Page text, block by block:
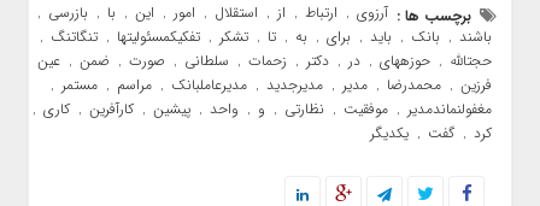
برچسب ها : آرزوی , ارتباط , از , استقلال , امور , این , با , بازرسی ,
باشند , بانک , باید , برای , به , تا , تشکر , تفکیکمسئولیتها , تنگاتنگ ,
حجتالله , حوزههای , در , دکتر , زحمات , سلطانی , صورت , ضمن , عین
فرزین , محمدرضا , مدیر , مدیرجدید , مدیرعاملبانک , مراسم , مستمر ,
مغفولنماندمدیر , موفقیت , نظارتی , و , واحد , پیشین , کارآفرین , کاری ,
کرد , گفت , یکدیگر